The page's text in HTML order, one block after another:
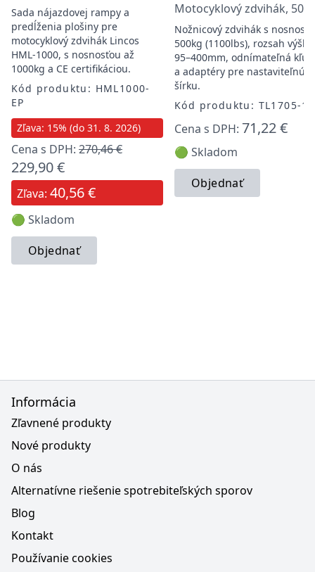
Sada nájazdovej rampy a
predĺženia plošiny pre
motocyklový zdvihák Lincos
HML-1000, s nosnosťou až
1000kg a CE certifikáciou.
Kód produktu: HML1000-
EP
Zľava: 15% (do 31. 8. 2026)
Cena s DPH: 270,46 €
229,90 €
Zľava: 40,56 €
🟢 Skladom
Objednať
Motocyklový zdvihák,
Nožnicový zdvihák s
500kg (1100lbs), rozsah výšky
95–400mm, odnímateľná
a adaptéry pre nastaviteľnú
šírku.
Kód produktu: TL1705-1
Cena s DPH: 71,22 €
🟢 Skladom
Objednať
Informácia
Zľavnené produkty
Nové produkty
O nás
Alternatívne riešenie spotrebiteľských sporov
Blog
Kontakt
Používanie cookies